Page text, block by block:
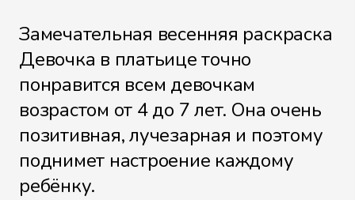
Замечательная весенняя раскраска
Девочка в платьице точно
понравится всем девочкам
возрастом от 4 до 7 лет. Она очень
позитивная, лучезарная и поэтому
поднимет настроение каждому
ребёнку.